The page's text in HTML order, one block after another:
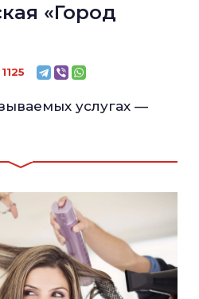
«Город
1125
услугах —